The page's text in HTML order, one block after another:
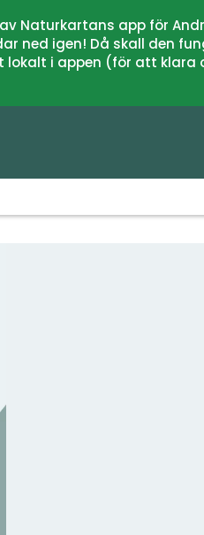
Naturkartans app för
ned igen! Då skall den
i appen (för att